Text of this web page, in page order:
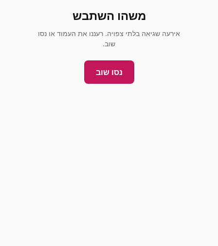
משהו השתבש
אירעה שגיאה בלתי צפויה. רעננו את העמוד או נסו
שוב.
נסו שוב